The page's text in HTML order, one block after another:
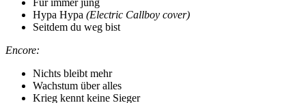
Für immer jung
Hypa Hypa (Electric Callboy cover)
Seitdem du weg bist
Encore:
Nichts bleibt mehr
Wachstum über alles
Krieg kennt keine Sieger